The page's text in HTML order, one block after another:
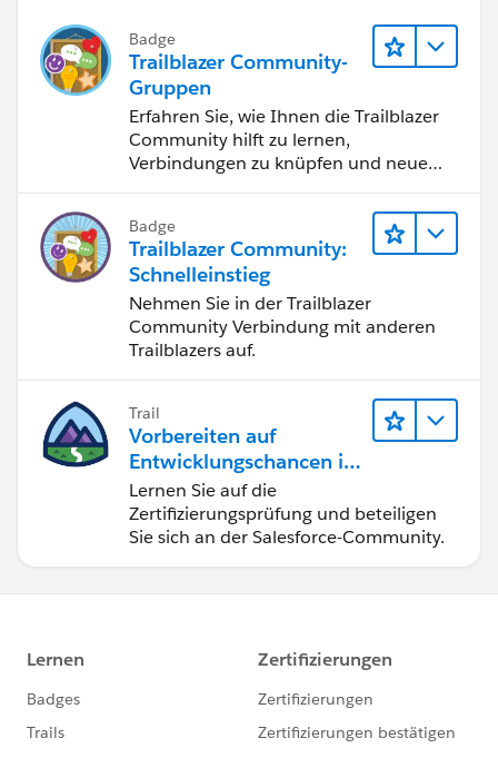
Badge
Trailblazer Community-
Gruppen
Erfahren Sie, wie Ihnen die Trailblazer
Community hilft zu lernen,
Verbindungen zu knüpfen und neue
Badge
Trailblazer Community:
Schnelleinstieg
Nehmen Sie in der Trailblazer
Community Verbindung mit anderen
Trailblazers auf.
Trail
Vorbereiten auf
Entwicklungschancen im
Salesforce-Ökosystem
Lernen Sie auf die
Zertifizierungsprüfung und beteiligen
Sie sich an der Salesforce-Community.